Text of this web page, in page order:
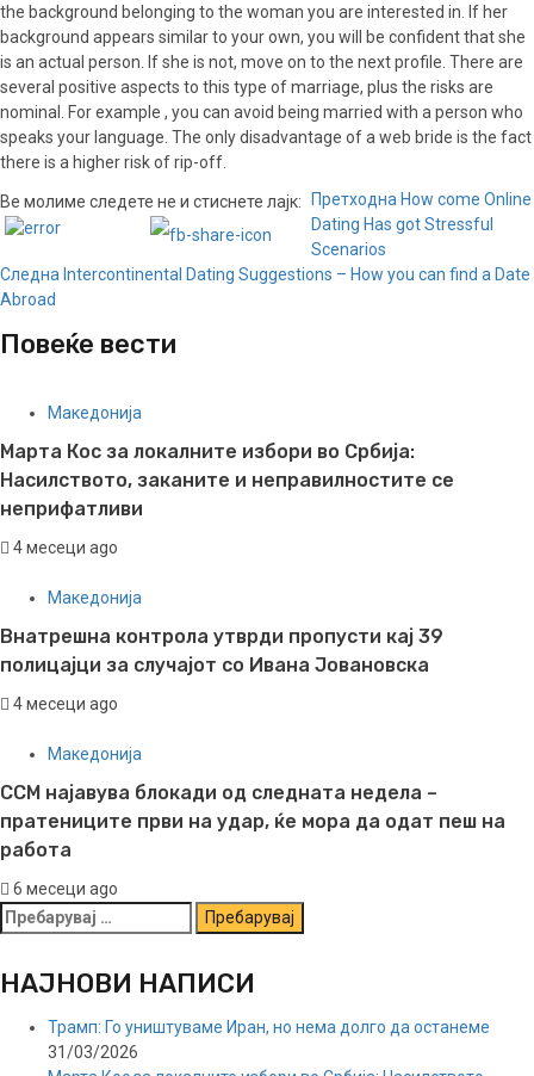
the background belonging to the woman you are interested in. If her
background appears similar to your own, you will be confident that she
is an actual person. If she is not, move on to the next profile. There are
several positive aspects to this type of marriage, plus the risks are
nominal. For example , you can avoid being married with a person who
speaks your language. The only disadvantage of a web bride is the fact
there is a higher risk of rip-off.
Ве молиме следете не и стиснете лајк:
Continue
Reading
Претходна How come Online
Dating Has got Stressful
Scenarios
Следна Intercontinental Dating Suggestions – How you can find a Date
Abroad
Повеќе вести
Македонија
Марта Кос за локалните избори во Србија:
Насилството, заканите и неправилностите се
неприфатливи
4 месеци ago
Македонија
Внатрешна контрола утврди пропусти кај 39
полицајци за случајот со Ивана Јовановска
4 месеци ago
Македонија
ССМ најавува блокади од следната недела –
пратениците први на удар, ќе мора да одат пеш на
работа
6 месеци ago
Пребарувај
за:
НАЈНОВИ НАПИСИ
Трамп: Го уништуваме Иран, но нема долго да останеме
31/03/2026